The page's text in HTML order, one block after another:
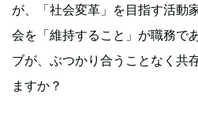
が、「社会変革」を目指す活動
会を「維持すること」が職務で
ブが、ぶつかり合うことなく共
ますか？